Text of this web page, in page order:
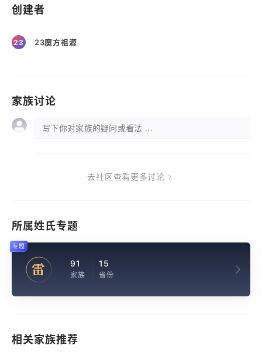
创建者
23 23魔方祖源
家族讨论
写下你对家族的疑问或看法 ...
去社区查看更多讨论
所属姓氏专题
雷 91
家族
15
省份
专题
相关家族推荐